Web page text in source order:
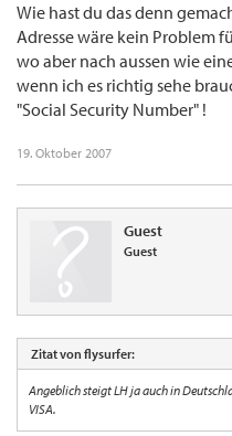
Wie hast du das denn
Adresse wäre kein Problem
wo aber nach aussen wie
wenn ich es richtig sehe
"Social Security Number" !
19. Oktober 2007
Guest
Guest
Zitat von flysurfer:
Angeblich steigt LH ja auch in
VISA.